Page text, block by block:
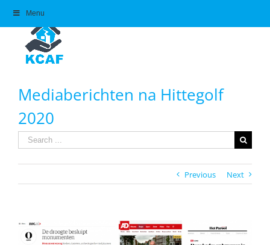
content
Mediaberichten na Hittegolf
2020
Search
for:
Previous Next
View
Larger
Menu